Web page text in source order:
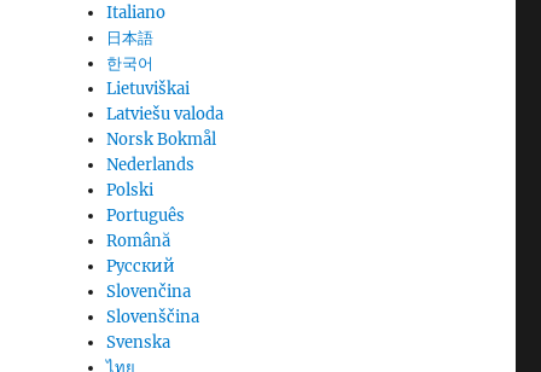
Italiano
日本語
한국어
Lietuviškai
Latviešu valoda
Norsk Bokmål
Nederlands
Polski
Português
Română
Русский
Slovenčina
Slovenščina
Svenska
ไทย